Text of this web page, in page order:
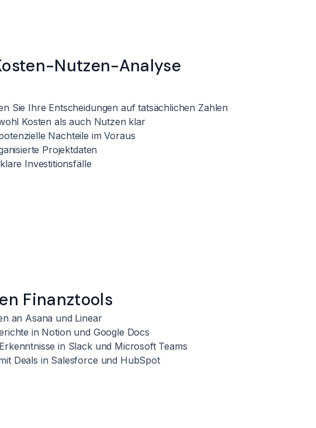
Nutzen-Analyse
Sie Ihre Entscheidungen auf tatsächlichen Zahlen
Kosten als auch Nutzen klar
Nachteile im Voraus
Projektdaten
Investitionsfälle
Finanztools
an Asana und Linear
in Notion und Google Docs
in Slack und Microsoft Teams
Deals in Salesforce und HubSpot